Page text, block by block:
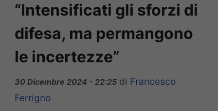
“Intensificati gli sforzi di
difesa, ma permangono
le incertezze”
30 Dicembre 2024 - 22:25 di Francesco
Ferrigno